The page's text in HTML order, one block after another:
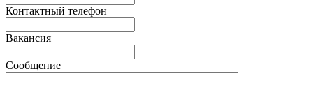
Контактный телефон
Вакансия
Сообщение